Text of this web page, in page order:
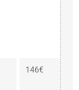
146€